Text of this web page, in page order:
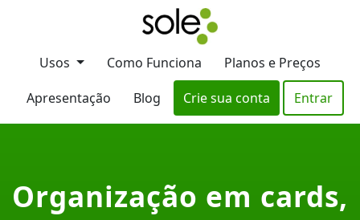
Usos Como Funciona
Planos e Preços
Apresentação
Blog Crie sua conta Entrar
Organização em cards,